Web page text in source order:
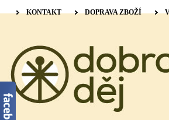
KONTAKT DOPRAVA ZBOŽÍ